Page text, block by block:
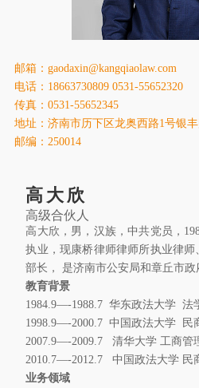
康桥法治
康桥出
邮箱：gaodaxin@kangqiaolaw.com
电话：18663730809 0531-55652320
传真：0531-55652345
地址：济南市历下区龙奥西路1号银
邮编：250014
高大欣
高级合伙人
高大欣，男，汉族，中共党员，
执业，现康桥律师律师所执业律
部长， 是济南市公安局和章丘市政
教育背景
1984.9—-1988.7 华东政法大学 法
1998.9—-2000.7 中国政法大学 民
2007.9—-2009.7 清华大学 工商管
2010.7—-2012.7 中国政法大学 民
业务领域